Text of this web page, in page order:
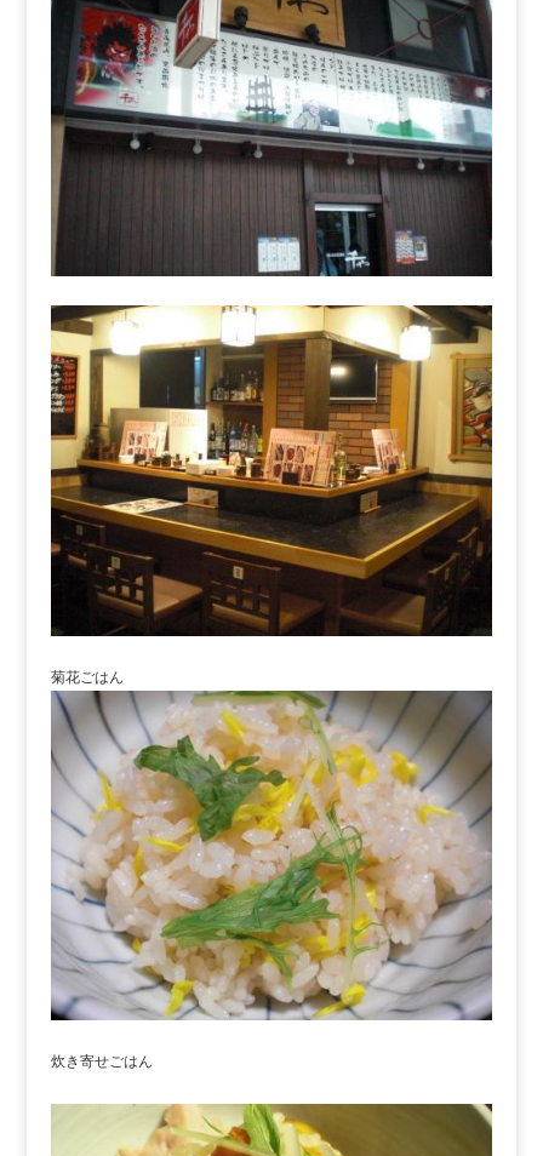
菊花ごはん
炊き寄せごはん